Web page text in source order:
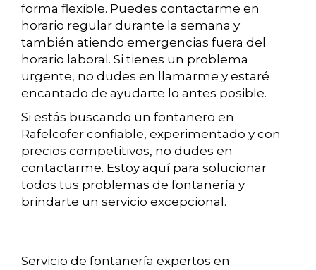
forma flexible. Puedes contactarme en
horario regular durante la semana y
también atiendo emergencias fuera del
horario laboral. Si tienes un problema
urgente, no dudes en llamarme y estaré
encantado de ayudarte lo antes posible.
Si estás buscando un fontanero en
Rafelcofer confiable, experimentado y con
precios competitivos, no dudes en
contactarme. Estoy aquí para solucionar
todos tus problemas de fontanería y
brindarte un servicio excepcional.
Servicio de fontanería expertos en